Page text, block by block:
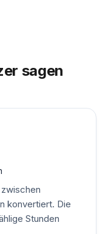
sagen
konvertiert. Die
Stunden